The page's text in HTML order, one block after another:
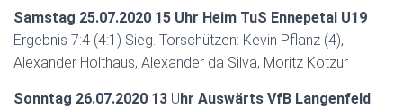
Samstag 25.07.2020 15 Uhr Heim TuS Ennepetal U19
Ergebnis 7:4 (4:1) Sieg. Torschützen: Kevin Pflanz (4),
Alexander Holthaus, Alexander da Silva, Moritz Kotzur
Sonntag 26.07.2020 13 Uhr Auswärts VfB Langenfeld